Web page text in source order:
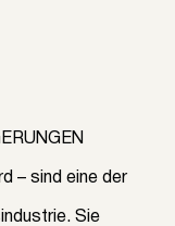
– sind eine der
Sie